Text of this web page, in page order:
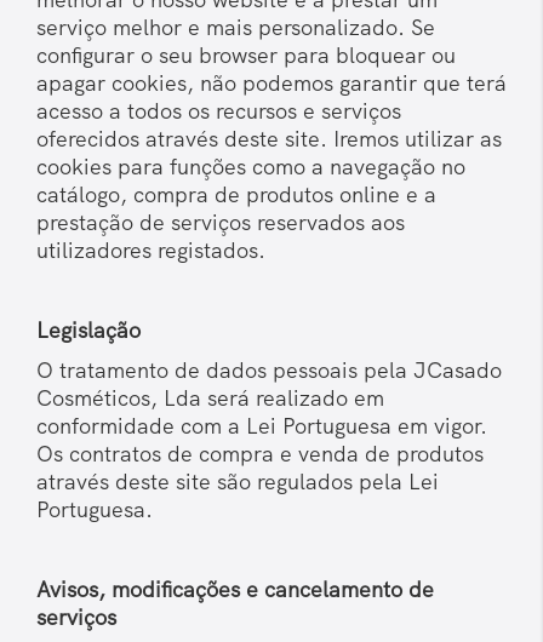
serviço melhor e mais personalizado. Se
configurar o seu browser para bloquear ou
apagar cookies, não podemos garantir que terá
acesso a todos os recursos e serviços
oferecidos através deste site. Iremos utilizar as
cookies para funções como a navegação no
catálogo, compra de produtos online e a
prestação de serviços reservados aos
utilizadores registados.
Legislação
O tratamento de dados pessoais pela JCasado
Cosméticos, Lda será realizado em
conformidade com a Lei Portuguesa em vigor.
Os contratos de compra e venda de produtos
através deste site são regulados pela Lei
Portuguesa.
Avisos, modificações e cancelamento de
serviços